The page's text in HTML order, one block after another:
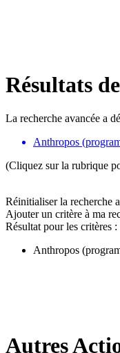
Résultats
La recherche avancée a
Anthropos
(Cliquez sur la rubrique
Réinitialiser la recherche
Ajouter un critère à ma
Résultat pour les critères :
Anthropos
Autres